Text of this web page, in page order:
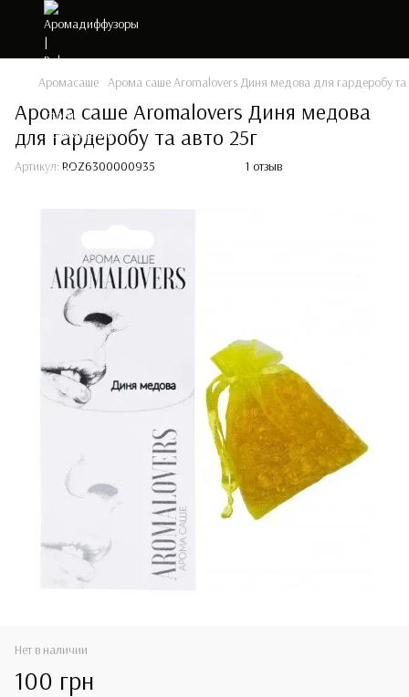
Аромасаше Арома саше Aromalovers Диня медова для гардеробу та
Арома саше Aromalovers Диня медова
для гардеробу та авто 25г
Артикул: ROZ6300000935 1 отзыв
Нет в наличии
100 грн